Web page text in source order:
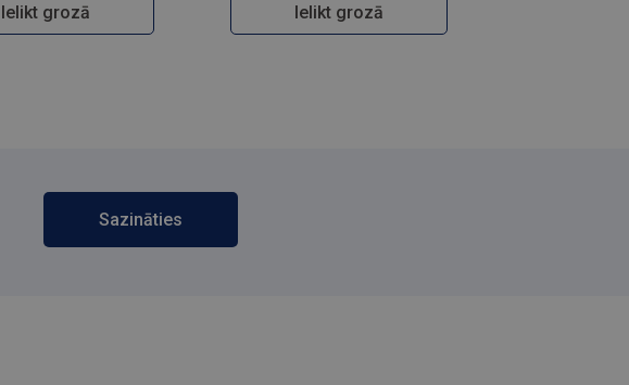
Ielikt grozā Ielikt grozā
Sazināties